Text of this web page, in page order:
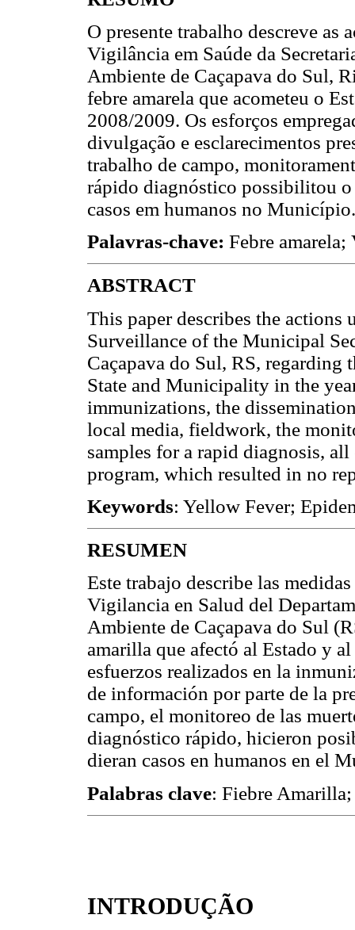
O presente trabalho descreve as
Vigilância em Saúde da
Ambiente de Caçapava do Sul,
febre amarela que acometeu o
2008/2009. Os esforços
divulgação e esclarecimentos
trabalho de campo,
rápido diagnóstico possibilitou o
casos em humanos no Município.
Palavras-chave: Febre
ABSTRACT
This paper describes the
Surveillance of the Municipal
Caçapava do Sul, RS,
State and Municipality in the
immunizations, the
local media, fieldwork, the
samples for a rapid diagnosis,
program, which resulted in no
Keywords: Yellow Fever;
RESUMEN
Este trabajo describe las
Vigilancia en Salud del
Ambiente de Caçapava do Sul
amarilla que afectó al Estado y
esfuerzos realizados en la
de información por parte de la
campo, el monitoreo de las
diagnóstico rápido, hicieron
dieran casos en humanos en el
Palabras clave: Fiebre
INTRODUÇÃO